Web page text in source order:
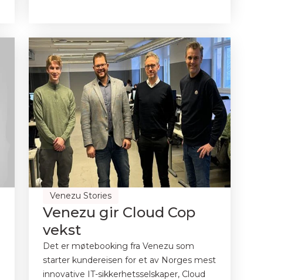
Venezu Stories
Venezu gir Cloud Cop
vekst
Det er møtebooking fra Venezu som
starter kundereisen for et av Norges mest
innovative IT-sikkerhetsselskaper, Cloud